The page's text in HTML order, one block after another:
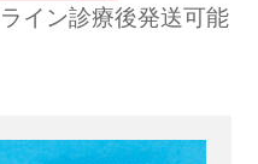
イン診療後発送可能